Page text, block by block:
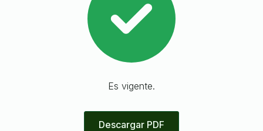
Es vigente.
Descargar PDF